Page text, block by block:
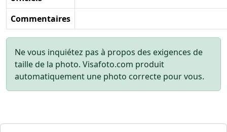
Commentaires
Ne vous inquiétez pas à propos des exigences de
taille de la photo. Visafoto.com produit
automatiquement une photo correcte pour vous.